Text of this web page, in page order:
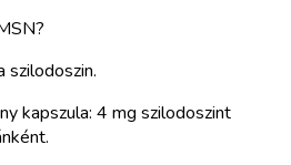
szilodoszin.
kapszula: 4 mg szilodoszint